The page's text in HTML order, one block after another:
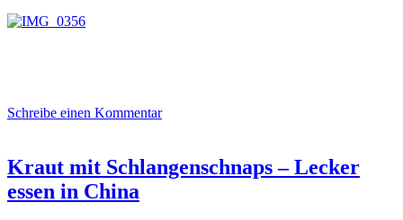
Schreibe einen Kommentar
Kraut mit Schlangenschnaps – Lecker
essen in China